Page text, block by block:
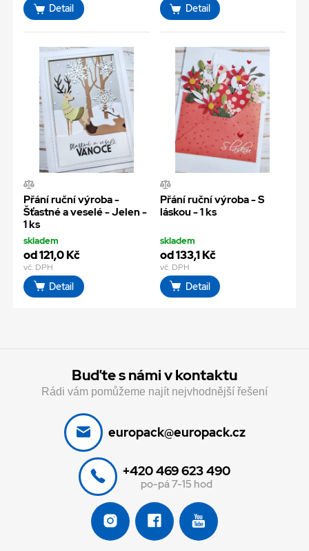
Detail Detail
Přání ruční výroba -
Šťastné a veselé - Jelen -
1 ks
skladem
od 121,0 Kč
vč. DPH
Detail
Přání ruční výroba - S
láskou - 1 ks
skladem
od 133,1 Kč
vč. DPH
Detail
Buďte s námi v kontaktu
Rádi vám pomůžeme najít nejvhodnější řešení
europack@europack.cz
+420 469 623 490
po-pá 7-15 hod